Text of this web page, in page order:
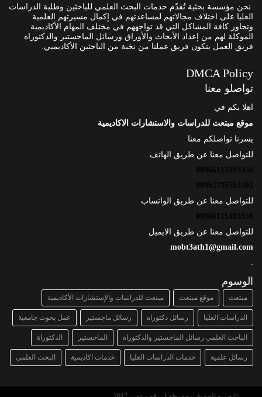
نحن مؤسسة بحثية تُقدّم خدمات البحث العلمي للباحثين وطلبة الدراسات
العليا على اختلاف مجالاتهم لمساعدتهم في إكمال مسيرتهم العلمية
وتجاوز كافة المشاكل التي قد تواجههم في مختلف المهام الأكاديمية
الموكلة لهم من إعداد الأبحاث والأوراق ورسائل الماجستير والدكتوراه
فريق العمل يتكون فريق عملنا من نخبة من الباحثين الأكاديميي.
DMCA Policy
تواصلو معنا
اهلا بكم في
موقع مبتعث للدراسات والاستشارات الاكاديمية
يسرنا تواصلكم معنا
للتواصل معنا عن طريق الهاتف
00966115103356
00962795763302
للتواصل معنا عن طريق الواتساب
00966115103356
للتواصل معنا عن طريق الايميل
mobt3ath1@gmail.com
الوسوم
مبتعث موقع مبتعث مبتعث للدراسات والإستشارات الأكاديمية
الدراسات العليا رسائل دكتوراه رسائل ماجستير عمل بحوث جامعية
الباحث العلمي رسائل الماجستير والدكتوراه الماجستير الدكتوراة
رسائل علمية خدمات الدراسات العليا خدمات اكاديمية البحث العلمي